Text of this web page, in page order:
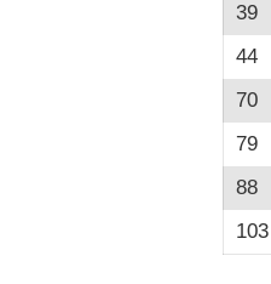
39
44
70
79
88
103